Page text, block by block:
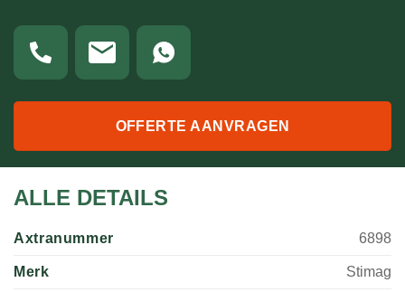
OFFERTE AANVRAGEN
ALLE DETAILS
Axtranummer 6898
Merk Stimag